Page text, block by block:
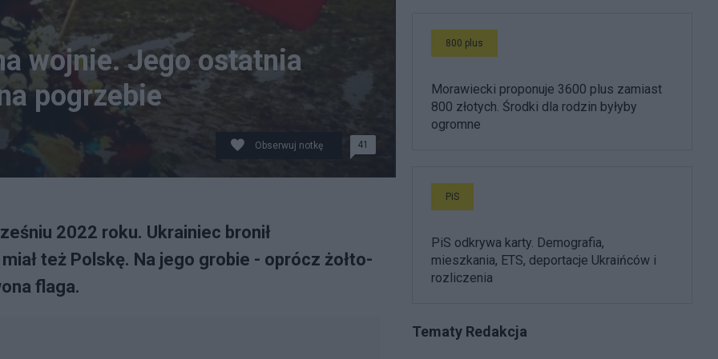
wojnie. Jego ostatnia
pogrzebie
Obserwuj notkę 41
2022 roku. Ukrainiec bronił
też Polskę. Na jego grobie - oprócz żołto-
flaga.
800 plus
Morawiecki proponuje 3600 plus zamiast
800 złotych. Środki dla rodzin byłyby
ogromne
PiS
PiS odkrywa karty. Demografia,
mieszkania, ETS, deportacje Ukraińców i
rozliczenia
Tematy Redakcja